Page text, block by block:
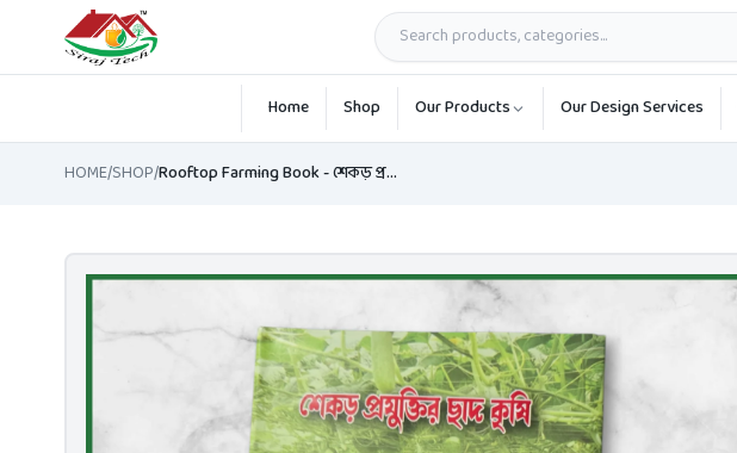
Skip to main content
Home Shop Our Products Our Design Services
HOME/SHOP/ Rooftop Farming Book - শেকড় প্রযুক্তির ছাদ কৃষি বই